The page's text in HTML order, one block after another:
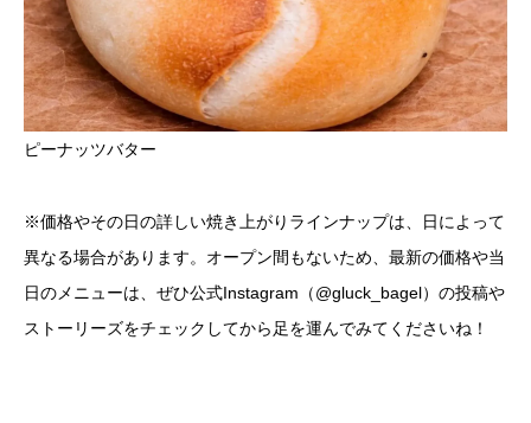
ピーナッツバター
※価格やその日の詳しい焼き上がりラインナップは、日によって
異なる場合があります。オープン間もないため、最新の価格や当
日のメニューは、ぜひ公式Instagram（@gluck_bagel）の投稿や
ストーリーズをチェックしてから足を運んでみてくださいね！